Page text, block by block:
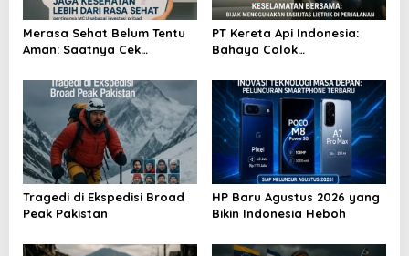
o
s
Merasa Sehat Belum Tentu
Aman: Saatnya Cek
PT Kereta Api Indonesia:
Bahaya Colok
Tragedi di Ekspedisi Broad
Peak Pakistan
HP Baru Agustus 2026 yang
Bikin Indonesia Heboh